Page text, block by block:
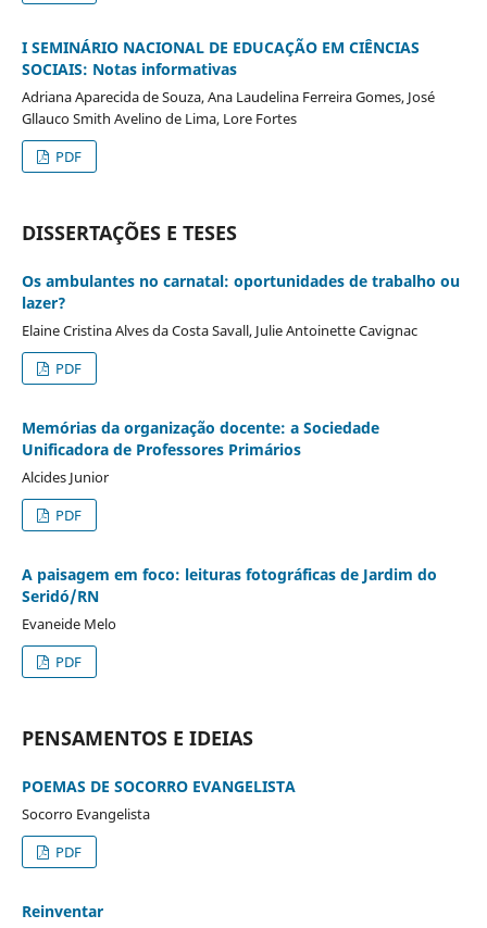
I SEMINÁRIO NACIONAL DE EDUCAÇÃO EM CIÊNCIAS
SOCIAIS: Notas informativas
Adriana Aparecida de Souza, Ana Laudelina Ferreira Gomes, José
Gllauco Smith Avelino de Lima, Lore Fortes
PDF
DISSERTAÇÕES E TESES
Os ambulantes no carnatal: oportunidades de trabalho ou
lazer?
Elaine Cristina Alves da Costa Savall, Julie Antoinette Cavignac
PDF
Memórias da organização docente: a Sociedade
Unificadora de Professores Primários
Alcides Junior
PDF
A paisagem em foco: leituras fotográficas de Jardim do
Seridó/RN
Evaneide Melo
PDF
PENSAMENTOS E IDEIAS
POEMAS DE SOCORRO EVANGELISTA
Socorro Evangelista
PDF
Reinventar